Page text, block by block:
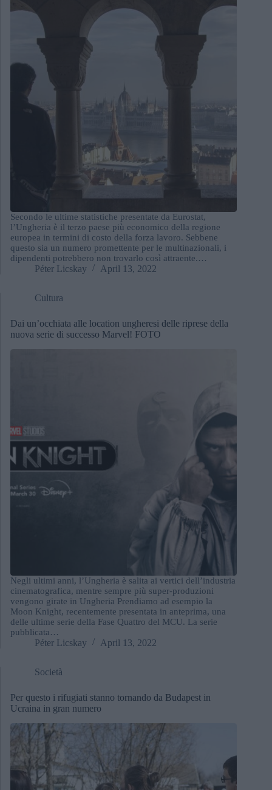
Secondo le ultime statistiche presentate da Eurostat,
l’Ungheria è il terzo paese più economico della regione
europea in termini di costo della forza lavoro. Sebbene
questo sia un numero promettente per le multinazionali, i
dipendenti potrebbero non trovarlo così attraente.…
Péter Licskay April 13, 2022
Cultura
Dai un’occhiata alle location ungheresi delle riprese della
nuova serie di successo Marvel! FOTO
Negli ultimi anni, l’Ungheria è salita ai vertici dell’industria
cinematografica, mentre sempre più super-produzioni
vengono girate in Ungheria Prendiamo ad esempio la
Moon Knight, recentemente presentata in anteprima, una
delle ultime serie della Fase Quattro del MCU. La serie
pubblicata…
Péter Licskay April 13, 2022
Società
Per questo i rifugiati stanno tornando da Budapest in
Ucraina in gran numero